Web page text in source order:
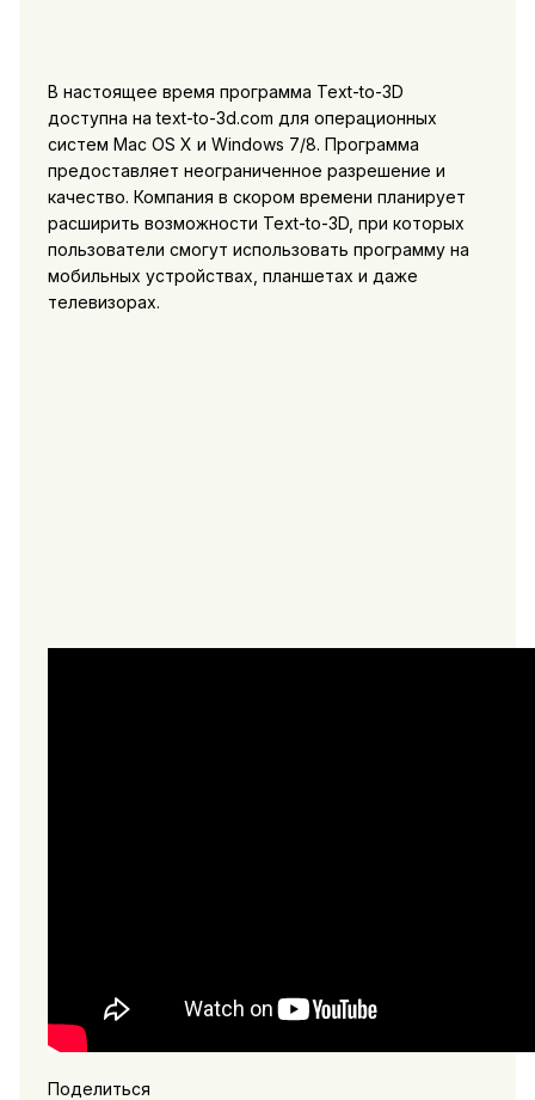
В настоящее время программа Text-to-3D
доступна на text-to-3d.com для операционных
систем Mac OS X и Windows 7/8. Программа
предоставляет неограниченное разрешение и
качество. Компания в скором времени планирует
расширить возможности Text-to-3D, при которых
пользователи смогут использовать программу на
мобильных устройствах, планшетах и даже
телевизорах.
Поделиться